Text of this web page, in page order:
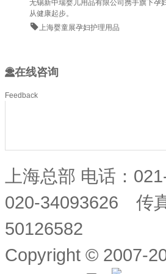
无锡新中瑞婴儿用品有限公司携手旗下孕
从健康起步。
上海婴童展孕妇护理用品
在线咨询
Feedback
上海总部 电话：
020-34093626 传
50126582
Copyright © 2007-